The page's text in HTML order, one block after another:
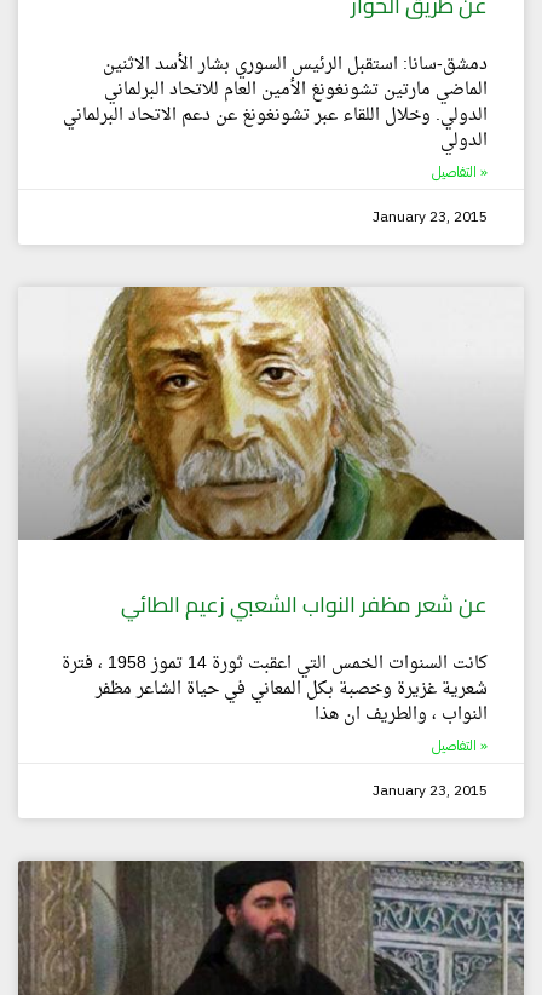
الماضي مارتين تشونغونغ الأمين العام للاتحاد البرلماني
الدولي. وخلال اللقاء عبر تشونغونغ عن دعم الاتحاد البرلماني
الدولي
التفاصيل »
January 23, 2015
عن شعر مظفر النواب الشعبي زعيم الطائي
كانت السنوات الخمس التي اعقبت ثورة 14 تموز 1958 ، فترة
شعرية غزيرة وخصبة بكل المعاني في حياة الشاعر مظفر
النواب ، والطريف ان هذا
التفاصيل »
January 23, 2015